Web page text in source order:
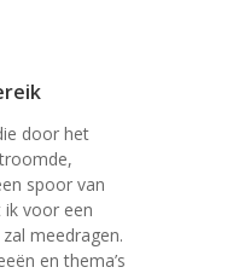
door het
spoor van
ik voor een
meedragen.
en thema’s